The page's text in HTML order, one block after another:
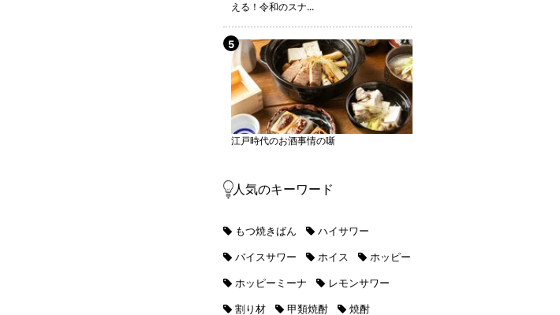
える！令和のスナ...
江戸時代のお酒事情の噺
人気のキーワード
もつ焼きばん ハイサワー
バイスサワー ホイス ホッピー
ホッピーミーナ レモンサワー
割り材 甲類焼酎 焼酎